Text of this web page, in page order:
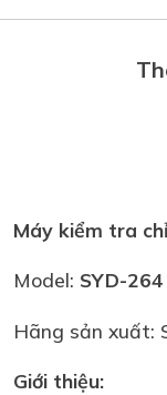
Máy kiểm tra
Model: SYD-264
Hãng sản xuất:
Giới thiệu: